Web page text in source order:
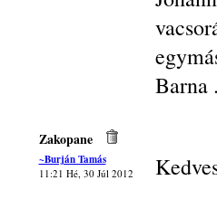
Barna
Zakopane
~Burján Tamás
11:21 Hé, 30 Júl 2012